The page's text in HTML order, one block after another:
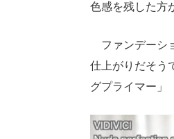
色感を残した方
ファンデーシ
仕上がりだそう
グプライマー」